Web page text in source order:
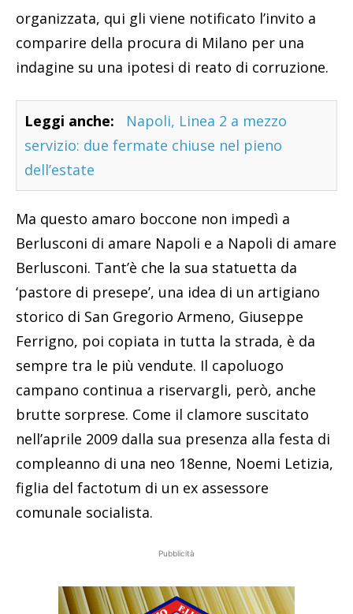
organizzata, qui gli viene notificato l’invito a
comparire della procura di Milano per una
indagine su una ipotesi di reato di corruzione.
Leggi anche:
Napoli, Linea 2 a mezzo
servizio: due fermate chiuse nel pieno
dell’estate
Ma questo amaro boccone non impedì a
Berlusconi di amare Napoli e a Napoli di amare
Berlusconi. Tant’è che la sua statuetta da
‘pastore di presepe’, una idea di un artigiano
storico di San Gregorio Armeno, Giuseppe
Ferrigno, poi copiata in tutta la strada, è da
sempre tra le più vendute. Il capoluogo
campano continua a riservargli, però, anche
brutte sorprese. Come il clamore suscitato
nell’aprile 2009 dalla sua presenza alla festa di
compleanno di una neo 18enne, Noemi Letizia,
figlia del factotum di un ex assessore
comunale socialista.
Pubblicità